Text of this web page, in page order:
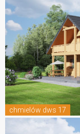
chmielów dws 17